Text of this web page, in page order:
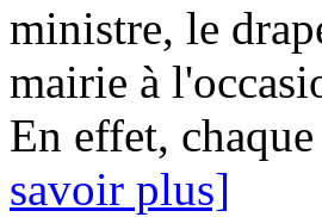
ministre, le
mairie à
En effet,
savoir plus]